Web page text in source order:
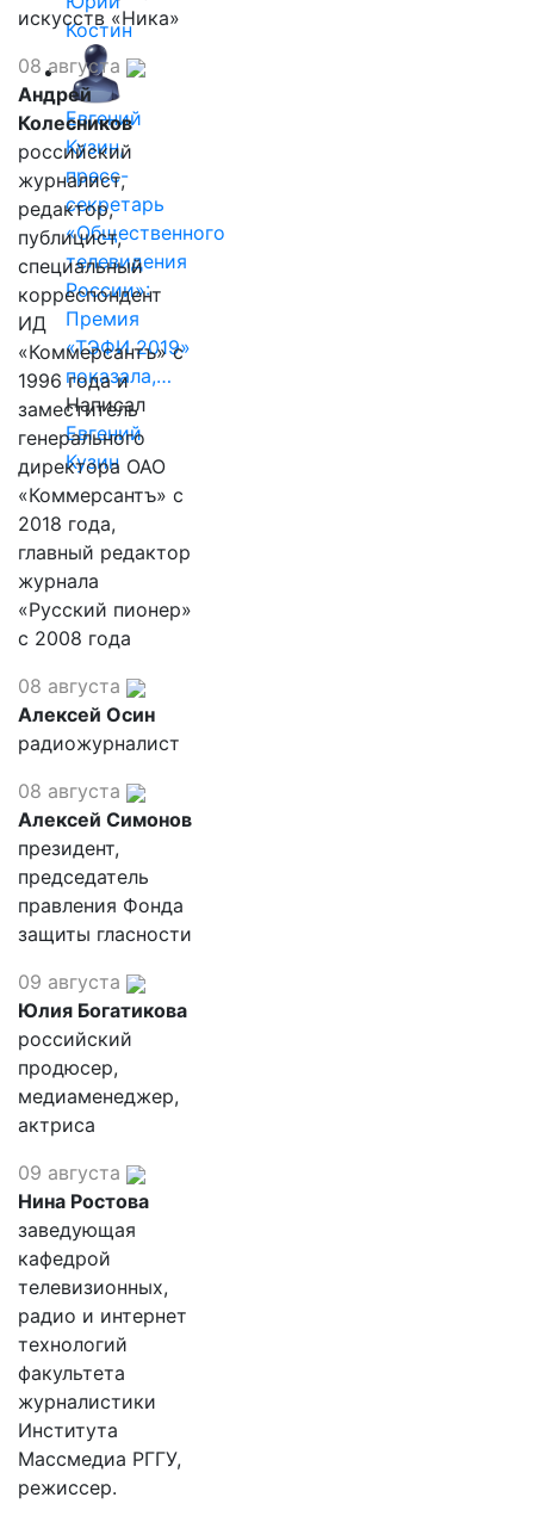
Костин
Евгений
Кузин,
пресс-
секретарь
«Общественного
телевидения
России»:
Премия
«ТЭФИ 2019»
показала,…
Написал
Евгений
Кузин
искусств «Ника»
08 августа
Андрей
Колесников
российский
журналист,
редактор,
публицист,
специальный
корреспондент
ИД
«Коммерсантъ» с
1996 года и
заместитель
генерального
директора ОАО
«Коммерсантъ» с
2018 года,
главный редактор
журнала
«Русский пионер»
с 2008 года
08 августа
Алексей Осин
радиожурналист
08 августа
Алексей Симонов
президент,
председатель
правления Фонда
защиты гласности
09 августа
Юлия Богатикова
российский
продюсер,
медиаменеджер,
актриса
09 августа
Нина Ростова
заведующая
кафедрой
телевизионных,
радио и интернет
технологий
факультета
журналистики
Института
Массмедиа РГГУ,
режиссер.